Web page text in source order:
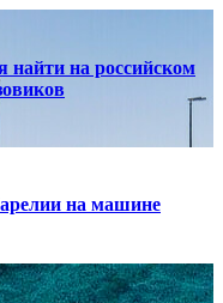
найти на российском
на машине